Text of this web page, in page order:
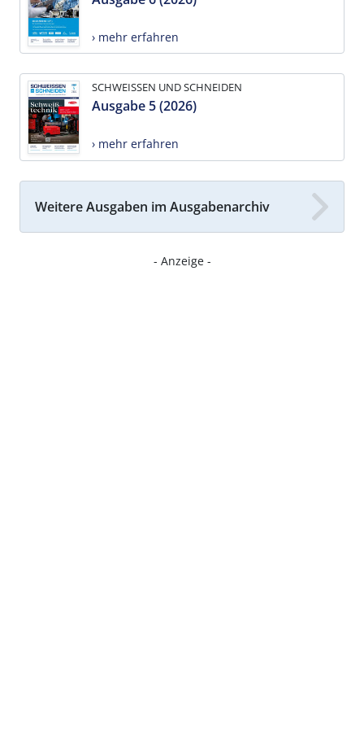
› mehr erfahren
SCHWEISSEN UND SCHNEIDEN
Ausgabe 5 (2026)
› mehr erfahren
Weitere Ausgaben im Ausgabenarchiv
- Anzeige -